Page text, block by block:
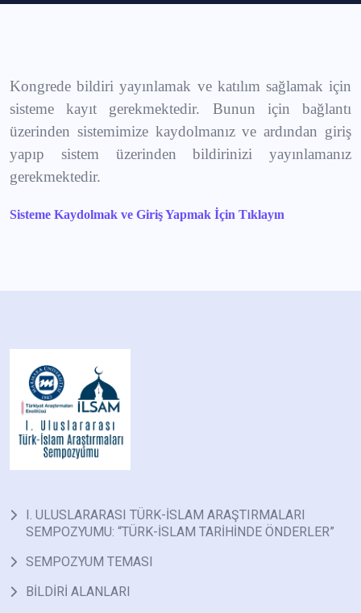
Kongrede bildiri yayınlamak ve katılım sağlamak için
sisteme kayıt gerekmektedir. Bunun için bağlantı
üzerinden sistemimize kaydolmanız ve ardından giriş
yapıp sistem üzerinden bildirinizi yayınlamanız
gerekmektedir.
Sisteme Kaydolmak ve Giriş Yapmak İçin Tıklayın
I. ULUSLARARASI TÜRK-İSLAM ARAŞTIRMALARI
SEMPOZYUMU: “TÜRK-İSLAM TARİHİNDE ÖNDERLER”
SEMPOZYUM TEMASI
BİLDİRİ ALANLARI